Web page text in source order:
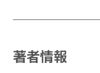
著者情報